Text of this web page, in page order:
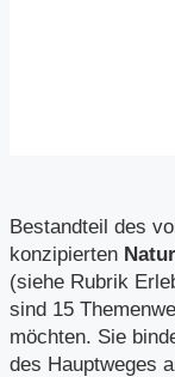
Bestandteil des
konzipierten
(siehe Rubrik
sind 15
möchten. Sie
des Hauptweges